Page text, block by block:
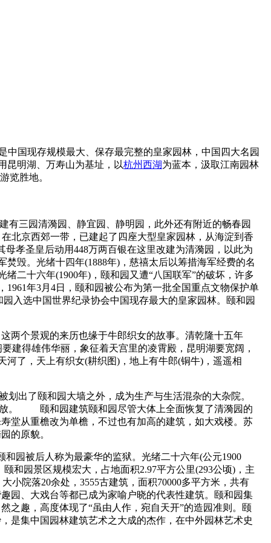
中国现存规模最大、保存最完整的皇家园林，中国四大名园
昆明湖、万寿山为基址，以杭州西湖为蓝本，汲取江南园林
览胜地。
有三园清漪园、静宜园、静明园，此外还有附近的畅春园
北京西郊一带，已建起了四座大型皇家园林，从海淀到香
孝圣皇后动用448万两百银在这里改建为清漪园，以此为
毁。光绪十四年(1888年)，慈禧太后以筹措海军经费的名
二十六年(1900年)，颐和园又遭“八国联军”的破坏，许多
年3月4日，颐和园被公布为第一批全国重点文物保护单
入选中国世界纪录协会中国现存最大的皇家园林。颐和园
两个景观的来历也缘于牛郎织女的故事。清乾隆十五年
建得雄伟华丽，象征着天宫里的凌霄殿，昆明湖要宽阔，
了，天上有织女(耕织图)，地上有牛郎(铜牛)，遥遥相
出了颐和园大墙之外，成为生产与生活混杂的大杂院。
放。 颐和园建筑颐和园尽管大体上全面恢复了清漪园的
堂从重檐改为单檐，不过也有加高的建筑，如大戏楼。苏
的原貌。
园被后人称为最豪华的监狱。光绪二十六年(公元1900
和园景区规模宏大，占地面积2.97平方公里(293公顷)，主
小院落20余处，3555古建筑，面积70000多平方米，共有
园、大戏台等都已成为家喻户晓的代表性建筑。颐和园集
之趣，高度体现了“虽由人作，宛自天开”的造园准则。颐
是集中国园林建筑艺术之大成的杰作，在中外园林艺术史